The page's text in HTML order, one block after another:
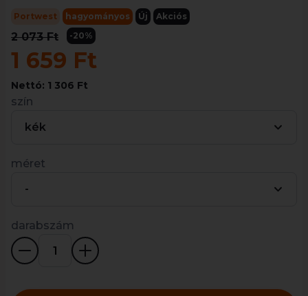
Portwest hagyományos Új Akciós
2 073 Ft -20%
1 659 Ft
Nettó: 1 306 Ft
szín
kék
méret
-
darabszám